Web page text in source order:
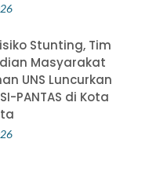
Stunting, Tim
Masyarakat
UNS Luncurkan
PANTAS di Kota